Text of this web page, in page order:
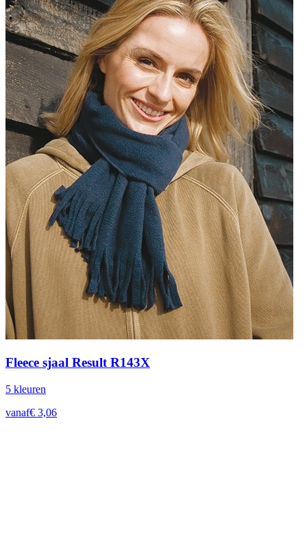
Fleece sjaal Result R143X
5 kleuren
vanaf€ 3,06